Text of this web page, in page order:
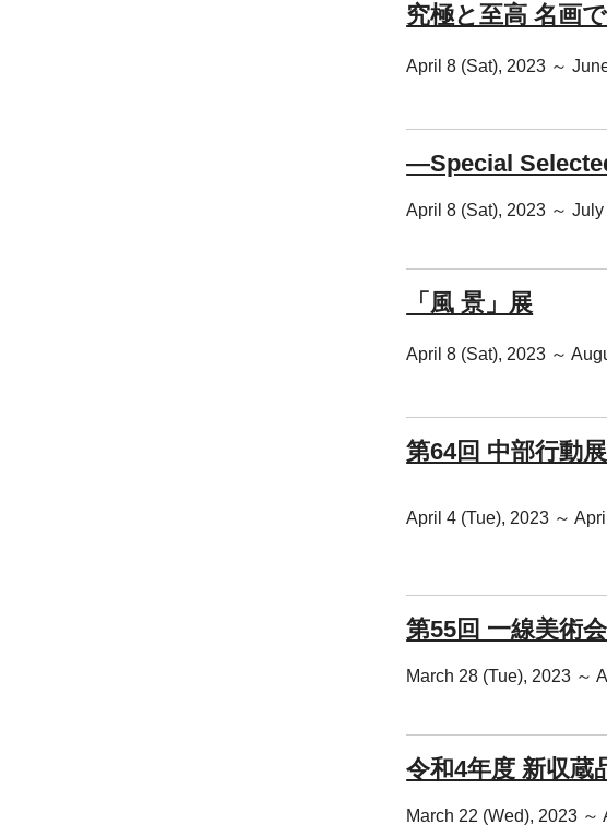
究極と至高 名画
April 8 (Sat), 2023 ～
―Special
April 8 (Sat), 2023 ～
「風 景」展
April 8 (Sat), 2023 ～
第64回 中部行動展
April 4 (Tue), 2023 ～
第55回 一線美術
March 28 (Tue), 2023 ～
令和4年度 新収蔵
March 22 (Wed), 2023 ～